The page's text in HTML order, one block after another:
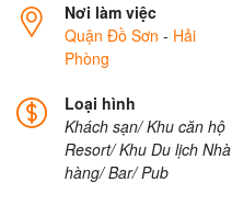
Nơi làm việc
Quận Đồ Sơn - Hải
Phòng
Loại hình
Khách sạn/ Khu căn hộ
Resort/ Khu Du lịch Nhà
hàng/ Bar/ Pub